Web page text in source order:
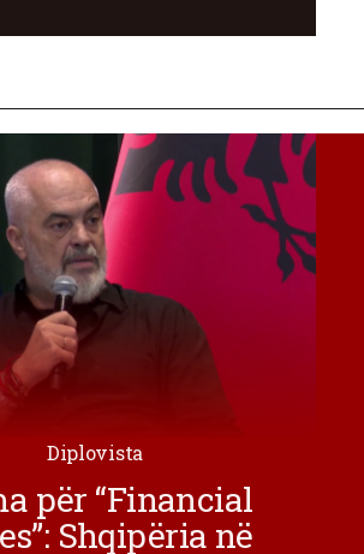
Diplovista
për “Financial
Shqipëria në